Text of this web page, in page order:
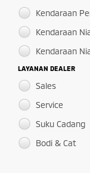
Kendaraan
Kendaraan
Kendaraan
LAYANAN DEALER
Sales
Service
Suku Cadang
Bodi & Cat